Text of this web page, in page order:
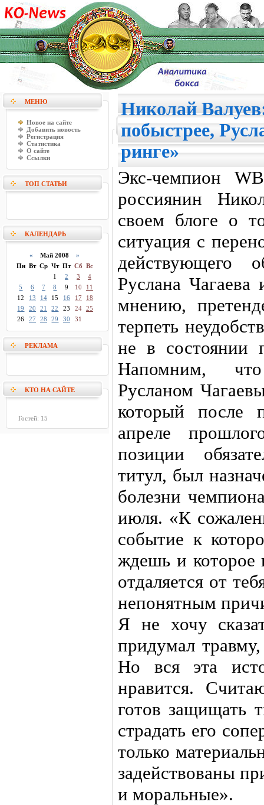
МЕНЮ
Новое на сайте
Добавить новость
Регистрация
Статистика
О сайте
Ссылки
ТОП СТАТЬИ
КАЛЕНДАРЬ
« Май 2008»
Пн Вт Ср Чт Пт Сб Вс
1
2 3
4
5
6 7 8 9 10
11
12
13 14 15 16 17
18
19
20 21 22 23 24 25
26
27 28 29 30 31
РЕКЛАМА
КТО НА САЙТЕ
Гостей: 15
Николай
побыстрее,
ринге»
Экс-чемпион
россиянин
своем блоге о
ситуация с
действующего
Руслана Чагаева
мнению,
терпеть
не в состоянии
Напомним,
Русланом
который после
апреле
позиции
титул, был
болезни
июля. «К
событие к
ждешь и которое
отдаляется от
непонятным
Я не хочу
придумал
Но вся эта
нравится.
готов защищать
страдать его
только
задействованы
и моральные».